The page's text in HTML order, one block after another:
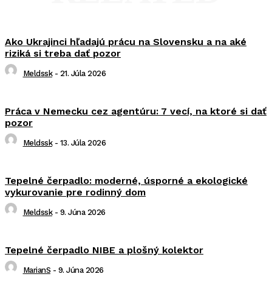
Ako Ukrajinci hľadajú prácu na Slovensku a na aké
riziká si treba dať pozor
Meldssk - 21. Júla 2026
Práca v Nemecku cez agentúru: 7 vecí, na ktoré si dať
pozor
Meldssk - 13. Júla 2026
Tepelné čerpadlo: moderné, úsporné a ekologické
vykurovanie pre rodinný dom
Meldssk - 9. Júna 2026
Tepelné čerpadlo NIBE a plošný kolektor
MarianS - 9. Júna 2026